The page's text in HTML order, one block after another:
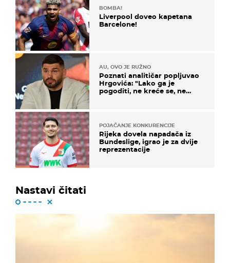
BOMBA!
Liverpool doveo kapetana
Barcelone!
AU, OVO JE RUŽNO
Poznati analitičar popljuvao
Hrgovića: "Lako ga je
pogoditi, ne kreće se, ne
POJAČANJE KONKURENCIJE
Rijeka dovela napadača iz
Bundeslige, igrao je za dvije
reprezentacije
Nastavi čitati